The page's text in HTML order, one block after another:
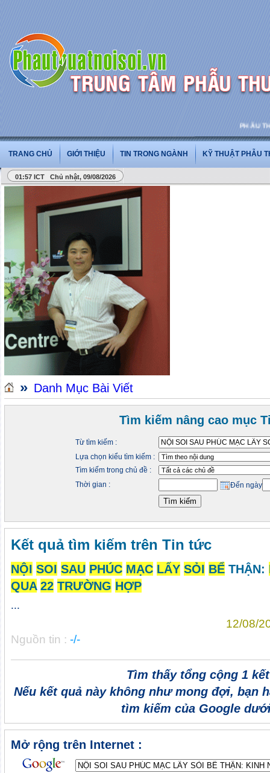
PHẪU
TRANG CHỦ GIỚI THIỆU TIN TRONG NGÀNH KỸ THUẬT PHẪU
01:57 ICT Chủ nhật, 09/08/2026
» Danh Mục Bài Viết
Tìm kiếm nâng cao mục
Từ tìm kiếm :
Lựa chọn kiểu tìm kiếm :
Tìm kiếm trong chủ đề :
Thời gian :
Đến ngày
Kết quả tìm kiếm trên Tin tức
NỘI SOI SAU PHÚC MẠC LẤY SỎI BỂTHẬN:
QUA 22 TRƯỜNG HỢP
...
12/08/
Nguồn tin : -/-
Tìm thấy tổng cộng 1
Nếu kết quả này không như mong đợi, bạn
tìm kiếm của Google
Mở rộng trên Internet :